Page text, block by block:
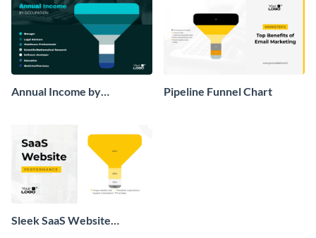
Annual Income by
Pipeline Funnel Chart
Sleek SaaS Website